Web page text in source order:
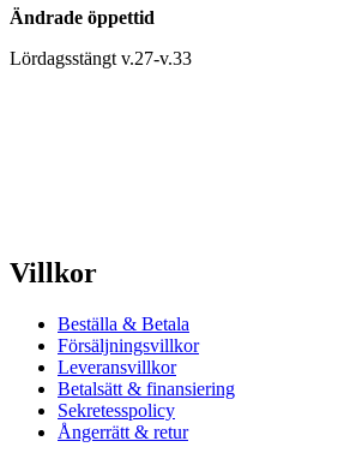
Ändrade öppettid
Lördagsstängt v.27-v.33
Villkor
Beställa & Betala
Försäljningsvillkor
Leveransvillkor
Betalsätt & finansiering
Sekretesspolicy
Ångerrätt & retur